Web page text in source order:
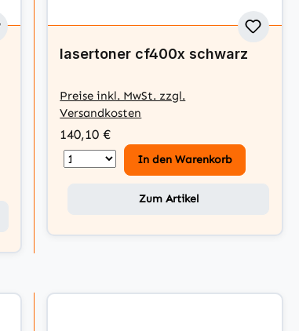
lasertoner cf400x schwarz
Preise inkl. MwSt. zzgl.
Versandkosten
140,10 €
In den Warenkorb
Zum Artikel